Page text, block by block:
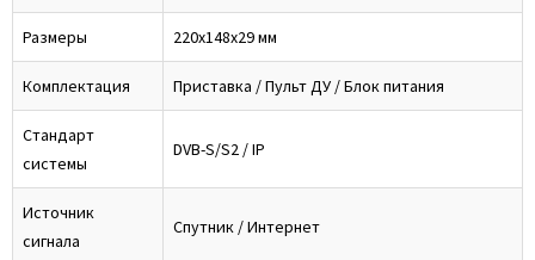
Размеры 220x148x29 мм
Комплектация Приставка / Пульт ДУ / Блок питания
Стандарт
системы
DVB-S/S2 / IP
Источник
сигнала
Спутник / Интернет